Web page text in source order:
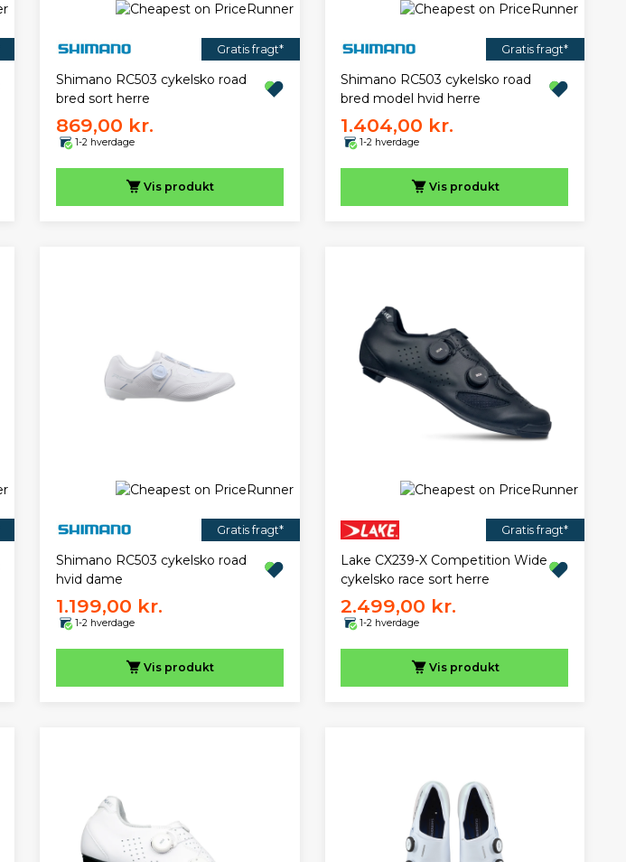
Gratis fragt*
Shimano RC503 cykelsko road
bred sort herre
869,00 kr.
1-2 hverdage
Vis produkt
Gratis fragt*
Shimano RC503 cykelsko road
bred model hvid herre
1.404,00 kr.
1-2 hverdage
Vis produkt
Gratis fragt*
Shimano RC503 cykelsko road
hvid dame
1.199,00 kr.
1-2 hverdage
Vis produkt
Gratis fragt*
Lake CX239-X Competition Wide
cykelsko race sort herre
2.499,00 kr.
1-2 hverdage
Vis produkt